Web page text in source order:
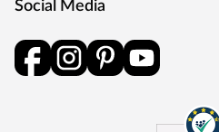
Social Media